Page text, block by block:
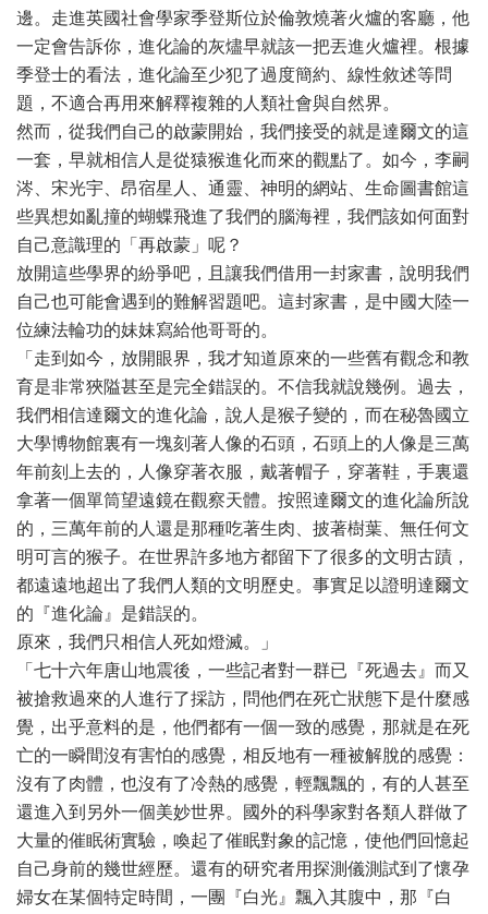
邊。走進英國社會學家季登斯位於倫敦燒著火爐的客廳，他
一定會告訴你，進化論的灰燼早就該一把丟進火爐裡。根據
季登士的看法，進化論至少犯了過度簡約、線性敘述等問
題，不適合再用來解釋複雜的人類社會與自然界。
然而，從我們自己的啟蒙開始，我們接受的就是達爾文的這
一套，早就相信人是從猿猴進化而來的觀點了。如今，李嗣
涔、宋光宇、昂宿星人、通靈、神明的網站、生命圖書館這
些異想如亂撞的蝴蝶飛進了我們的腦海裡，我們該如何面對
自己意識理的「再啟蒙」呢？
放開這些學界的紛爭吧，且讓我們借用一封家書，說明我們
自己也可能會遇到的難解習題吧。這封家書，是中國大陸一
位練法輪功的妹妹寫給他哥哥的。
「走到如今，放開眼界，我才知道原來的一些舊有觀念和教
育是非常狹隘甚至是完全錯誤的。不信我就說幾例。過去，
我們相信達爾文的進化論，說人是猴子變的，而在秘魯國立
大學博物館裏有一塊刻著人像的石頭，石頭上的人像是三萬
年前刻上去的，人像穿著衣服，戴著帽子，穿著鞋，手裏還
拿著一個單筒望遠鏡在觀察天體。按照達爾文的進化論所說
的，三萬年前的人還是那種吃著生肉、披著樹葉、無任何文
明可言的猴子。在世界許多地方都留下了很多的文明古蹟，
都遠遠地超出了我們人類的文明歷史。事實足以證明達爾文
的『進化論』是錯誤的。
原來，我們只相信人死如燈滅。」
「七十六年唐山地震後，一些記者對一群已『死過去』而又
被搶救過來的人進行了採訪，問他們在死亡狀態下是什麼感
覺，出乎意料的是，他們都有一個一致的感覺，那就是在死
亡的一瞬間沒有害怕的感覺，相反地有一種被解脫的感覺：
沒有了肉體，也沒有了冷熱的感覺，輕飄飄的，有的人甚至
還進入到另外一個美妙世界。國外的科學家對各類人群做了
大量的催眠術實驗，喚起了催眠對象的記憶，使他們回憶起
自己身前的幾世經歷。還有的研究者用探測儀測試到了懷孕
婦女在某個特定時間，一團『白光』飄入其腹中，那『白